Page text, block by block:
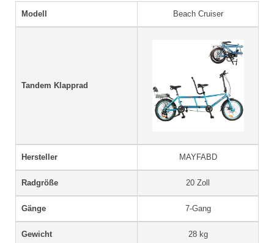
Modell Beach Cruiser
Tandem Klapprad
Hersteller MAYFABD
Radgröße 20 Zoll
Gänge 7-Gang
Gewicht 28 kg